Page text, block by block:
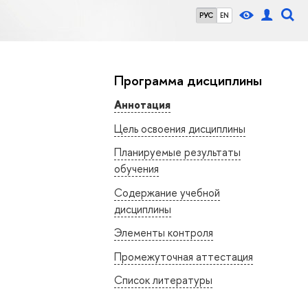
РУС EN
Программа дисциплины
Аннотация
Цель освоения дисциплины
Планируемые результаты
обучения
Содержание учебной
дисциплины
Элементы контроля
Промежуточная аттестация
Список литературы